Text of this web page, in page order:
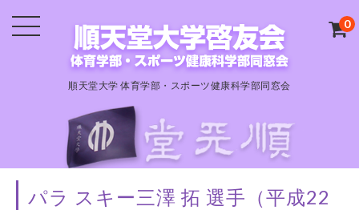
順天堂大学 体育学部・スポーツ健康科学部同窓会
0
パラ スキー三澤 拓 選手（平成22